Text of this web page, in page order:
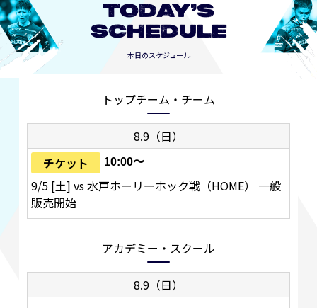
TODAY’S
SCHEDULE
本日のスケジュール
トップチーム・チーム
8.9（日）
チケット
10:00〜
9/5 [土] vs 水戸ホーリーホック戦（HOME） 一般
販売開始
アカデミー・スクール
8.9（日）